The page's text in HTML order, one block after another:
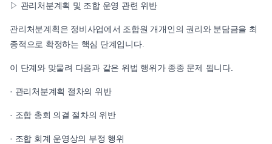
▷ 관리처분계획 및 조합 운영 관련 위반
관리처분계획은 정비사업에서 조합원 개개인의 권리와 분담금을 최
종적으로 확정하는 핵심 단계입니다.
이 단계와 맞물려 다음과 같은 위법 행위가 종종 문제 됩니다.
· 관리처분계획 절차의 위반
· 조합 총회 의결 절차의 위반
· 조합 회계 운영상의 부정 행위